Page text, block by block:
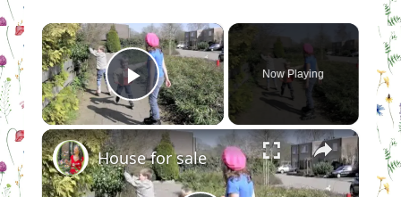
×
Play Video
Now Playing
×
House for sale